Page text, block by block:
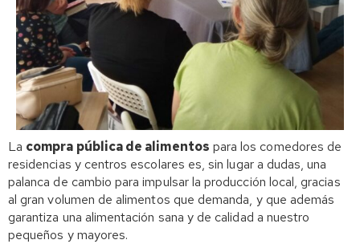
La compra pública de alimentos para los comedores de
residencias y centros escolares es, sin lugar a dudas, una
palanca de cambio para impulsar la producción local, gracias
al gran volumen de alimentos que demanda, y que además
garantiza una alimentación sana y de calidad a nuestro
pequeños y mayores.